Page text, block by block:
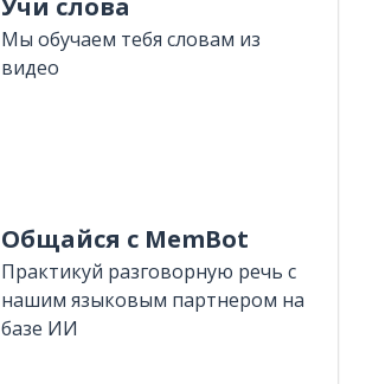
Мы обучаем тебя словам из
видео
Общайся с MemBot
Практикуй разговорную речь с
нашим языковым партнером на
базе ИИ